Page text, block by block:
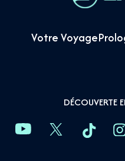
Votre Voyage
DÉCOUVERTE